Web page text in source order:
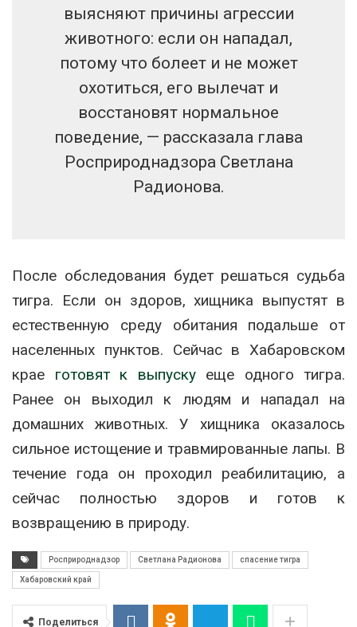
выясняют причины агрессии
животного: если он нападал,
потому что болеет и не может
охотиться, его вылечат и
восстановят нормальное
поведение, — рассказала глава
Росприроднадзора Светлана
Радионова.
После обследования будет решаться судьба
тигра. Если он здоров, хищника выпустят в
естественную среду обитания подальше от
населенных пунктов. Сейчас в Хабаровском
крае готовят к выпускуеще одного тигра.
Ранее он выходил к людям и нападал на
домашних животных. У хищника оказалось
сильное истощение и травмированные лапы. В
течение года он проходил реабилитацию, а
сейчас полностью здоров и готов к
возвращению в природу.
Росприроднадзор Светлана Радионова спасение тигра
Хабаровский край
Поделиться